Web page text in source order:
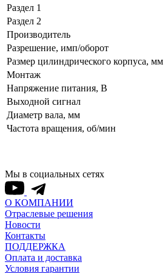
Раздел 1
Раздел 2
Производитель
Разрешение, имп/оборот
Размер цилиндрического корпуса, мм
Монтаж
Напряжение питания, В
Выходной сигнал
Диаметр вала, мм
Частота вращения, об/мин
Мы в социальных сетях
О КОМПАНИИ
Отраслевые решения
Новости
Контакты
ПОДДЕРЖКА
Оплата и доставка
Условия гарантии